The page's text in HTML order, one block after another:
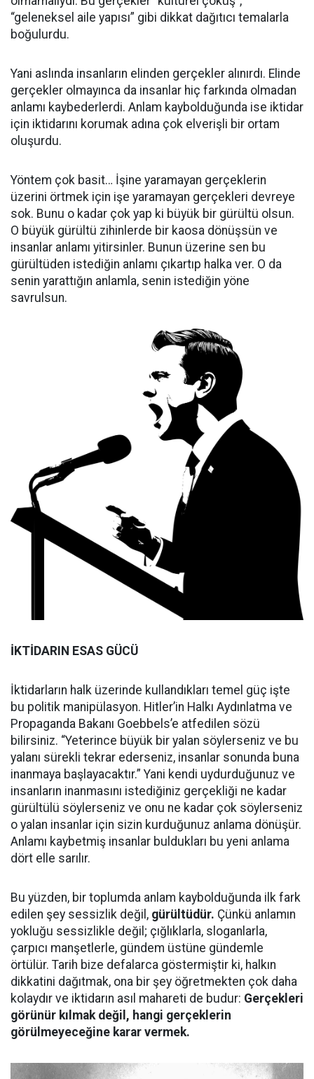
“geleneksel aile yapısı” gibi dikkat dağıtıcı temalarla
boğulurdu.
Yani aslında insanların elinden gerçekler alınırdı. Elinde
gerçekler olmayınca da insanlar hiç farkında olmadan
anlamı kaybederlerdi. Anlam kaybolduğunda ise iktidar
için iktidarını korumak adına çok elverişli bir ortam
oluşurdu.
Yöntem çok basit… İşine yaramayan gerçeklerin
üzerini örtmek için işe yaramayan gerçekleri devreye
sok. Bunu o kadar çok yap ki büyük bir gürültü olsun.
O büyük gürültü zihinlerde bir kaosa dönüşsün ve
insanlar anlamı yitirsinler. Bunun üzerine sen bu
gürültüden istediğin anlamı çıkartıp halka ver. O da
senin yarattığın anlamla, senin istediğin yöne
savrulsun.
İKTİDARIN ESAS GÜCÜ
İktidarların halk üzerinde kullandıkları temel güç işte
bu politik manipülasyon. Hitler’in Halkı Aydınlatma ve
Propaganda Bakanı Goebbels’e atfedilen sözü
bilirsiniz. “Yeterince büyük bir yalan söylerseniz ve bu
yalanı sürekli tekrar ederseniz, insanlar sonunda buna
inanmaya başlayacaktır.” Yani kendi uydurduğunuz ve
insanların inanmasını istediğiniz gerçekliği ne kadar
gürültülü söylerseniz ve onu ne kadar çok söylerseniz
o yalan insanlar için sizin kurduğunuz anlama dönüşür.
Anlamı kaybetmiş insanlar buldukları bu yeni anlama
dört elle sarılır.
Bu yüzden, bir toplumda anlam kaybolduğunda ilk fark
edilen şey sessizlik değil, gürültüdür. Çünkü anlamın
yokluğu sessizlikle değil; çığlıklarla, sloganlarla,
çarpıcı manşetlerle, gündem üstüne gündemle
örtülür. Tarih bize defalarca göstermiştir ki, halkın
dikkatini dağıtmak, ona bir şey öğretmekten çok daha
kolaydır ve iktidarın asıl mahareti de budur: Gerçekleri
görünür kılmak değil, hangi gerçeklerin
görülmeyeceğine karar vermek.